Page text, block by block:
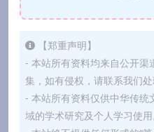
【郑重声明】
- 本站所有资料均来自公开渠
集，如有侵权，请联系我们处
- 本站所有资料仅供中华传统
域的学术研究及个人学习使用